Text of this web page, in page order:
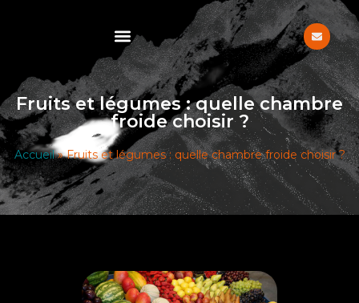
Fruits et légumes : quelle chambre
froide choisir ?
Accueil»Fruits et légumes : quelle chambre froide choisir ?